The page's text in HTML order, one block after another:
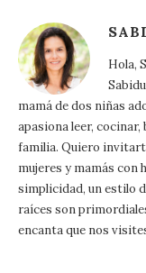
Hola,
mamá de dos niñas
apasiona leer,
familia. Quiero
mujeres y mamás con
simplicidad, un estilo
raíces son
encanta que nos